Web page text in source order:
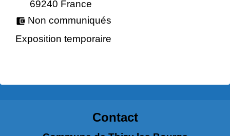
69240 France
account_balance_wallet Non communiqués
Exposition temporaire
Contact